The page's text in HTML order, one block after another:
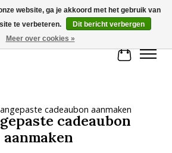
verstuurd | Gratis verzending vanaf € 75
cadeaubon aanmaken
cadeaubon
aanmaken
website, ga je akkoord met het gebruik van
te verbeteren.
Dit bericht verbergen
Meer over cookies »